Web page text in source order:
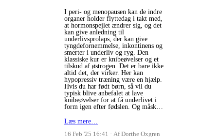
I peri- og menopausen kan de indre
organer holder flyttedag i takt med,
at hormonspejlet ændrer sig, og det
kan give anledning til
underlivsprolaps, der kan give
tyngdefornemmelse, inkontinens og
smerter i underliv og ryg. Den
klassiske kur er knibeøvelser og et
tilskud af østrogen. Det er bare ikke
altid det, der virker. Her kan
hypopressiv træning være en hjælp.
Hvis du har født børn, så vil du
typisk blive anbefalet at lave
knibeøvelser for at få underlivet i
form igen efter fødslen. Og måsk…
Læs mere…
16 Feb '25 16:41
Af Dorthe Oxgren